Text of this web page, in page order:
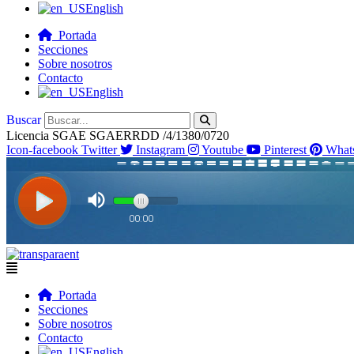
English
Portada
Secciones
Sobre nosotros
Contacto
English
Buscar
Licencia SGAE SGAERRDD /4/1380/0720
Icon-facebook Twitter Instagram Youtube Pinterest
Flyout
Portada
Secciones
Sobre nosotros
Contacto